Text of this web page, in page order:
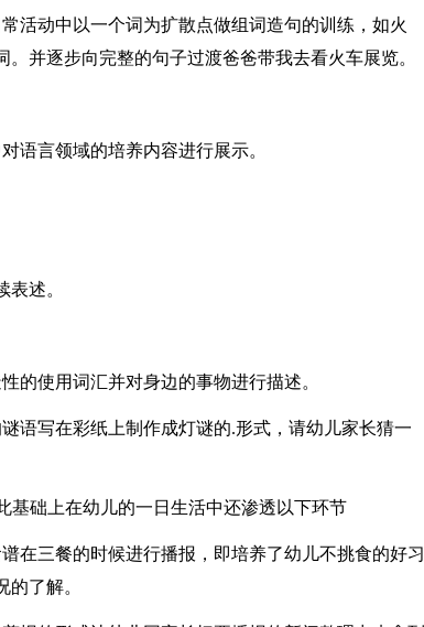
活动中以一个词为扩散点做组词造句的训练，如火
并逐步向完整的句子过渡爸爸带我去看火车展览。
语言领域的培养内容进行展示。
述。
的使用词汇并对身边的事物进行描述。
语写在彩纸上制作成灯谜的.形式，请幼儿家长猜一
基础上在幼儿的一日生活中还渗透以下环节
在三餐的时候进行播报，即培养了幼儿不挑食的好习
了解。